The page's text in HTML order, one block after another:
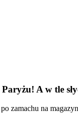
A w tle
zamachu na